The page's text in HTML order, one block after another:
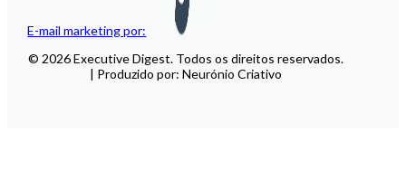
E-mail marketing por:
© 2026 Executive Digest. Todos os direitos reservados.
| Produzido por: Neurónio Criativo